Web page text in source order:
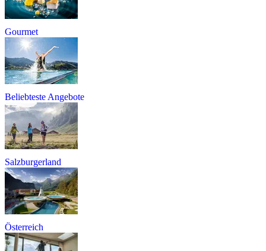
Gourmet
Beliebteste Angebote
Salzburgerland
Österreich